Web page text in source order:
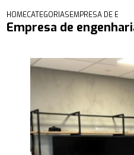
HOMECATEGORIASEMPRESA DE
Empresa de